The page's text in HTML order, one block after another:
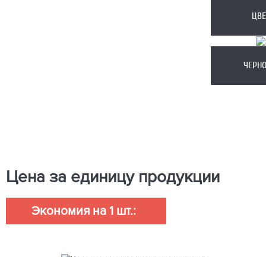
Цена за единицу продукции
Экономия на 1 шт.: